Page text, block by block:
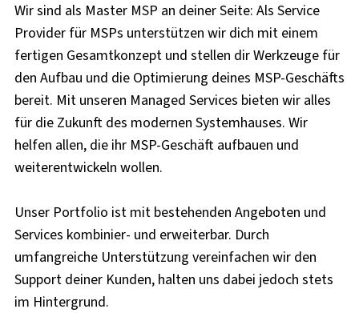
Wir sind als Master MSP an deiner Seite: Als Service
Provider für MSPs unterstützen wir dich mit einem
fertigen Gesamtkonzept und stellen dir Werkzeuge für
den Aufbau und die Optimierung deines MSP-Geschäfts
bereit. Mit unseren Managed Services bieten wir alles
für die Zukunft des modernen Systemhauses. Wir
helfen allen, die ihr MSP-Geschäft aufbauen und
weiterentwickeln wollen.
Unser Portfolio ist mit bestehenden Angeboten und
Services kombinier- und erweiterbar. Durch
umfangreiche Unterstützung vereinfachen wir den
Support deiner Kunden, halten uns dabei jedoch stets
im Hintergrund.